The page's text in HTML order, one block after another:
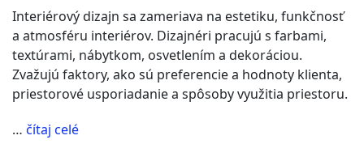
Interiérový dizajn sa zameriava na estetiku, funkčnosť
a atmosféru interiérov. Dizajnéri pracujú s farbami,
textúrami, nábytkom, osvetlením a dekoráciou.
Zvažujú faktory, ako sú preferencie a hodnoty klienta,
priestorové usporiadanie a spôsoby využitia priestoru.
… čítaj celé“Je